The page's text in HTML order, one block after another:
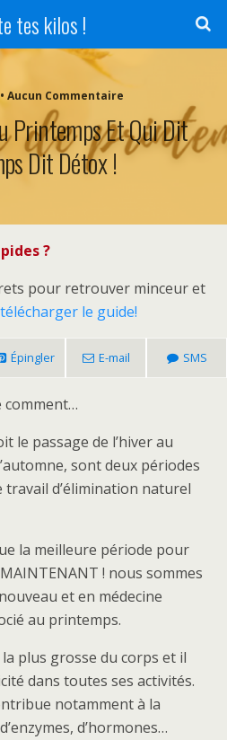
tes kilos !
Aucun Commentaire
Printemps Et Qui Dit
Dit Détox !
?
pour retrouver minceur et
le guide!
Épingler E-mail SMS
comment…
le passage de l’hiver au
sont deux périodes
d’élimination naturel
la meilleure période pour
! nous sommes
et en médecine
au printemps.
plus grosse du corps et il
dans toutes ses activités.
notamment à la
d’hormones…